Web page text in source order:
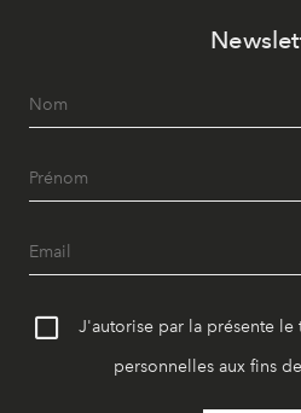
J'autorise par la présente
personnelles aux fins